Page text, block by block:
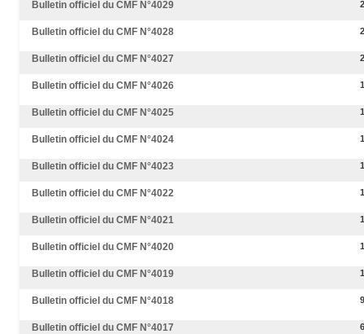
Bulletin officiel du CMF N°4029
Bulletin officiel du CMF N°4028
Bulletin officiel du CMF N°4027
Bulletin officiel du CMF N°4026
Bulletin officiel du CMF N°4025
Bulletin officiel du CMF N°4024
Bulletin officiel du CMF N°4023
Bulletin officiel du CMF N°4022
Bulletin officiel du CMF N°4021
Bulletin officiel du CMF N°4020
Bulletin officiel du CMF N°4019
Bulletin officiel du CMF N°4018 9
Bulletin officiel du CMF N°4017 6